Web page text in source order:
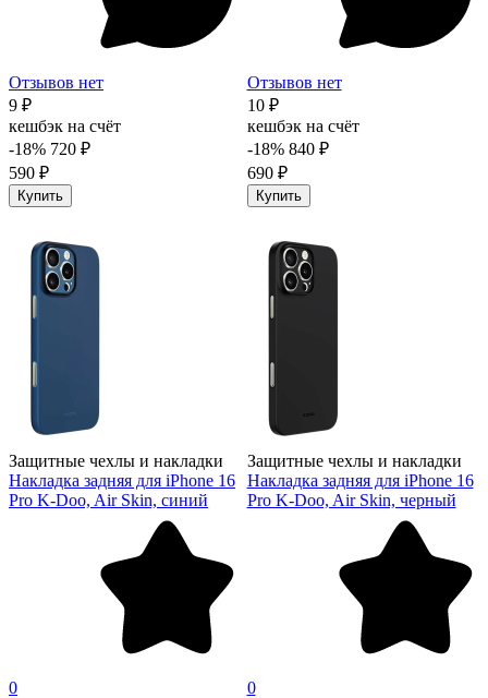
Отзывов нет
9 ₽
кешбэк на счёт
-18% 720 ₽
590 ₽
Купить
Отзывов нет
10 ₽
кешбэк на счёт
-18% 840 ₽
690 ₽
Купить
Защитные чехлы и накладки
Накладка задняя для iPhone 16
Pro K-Doo, Air Skin, синий
0
Защитные чехлы и накладки
Накладка задняя для iPhone 16
Pro K-Doo, Air Skin, черный
0